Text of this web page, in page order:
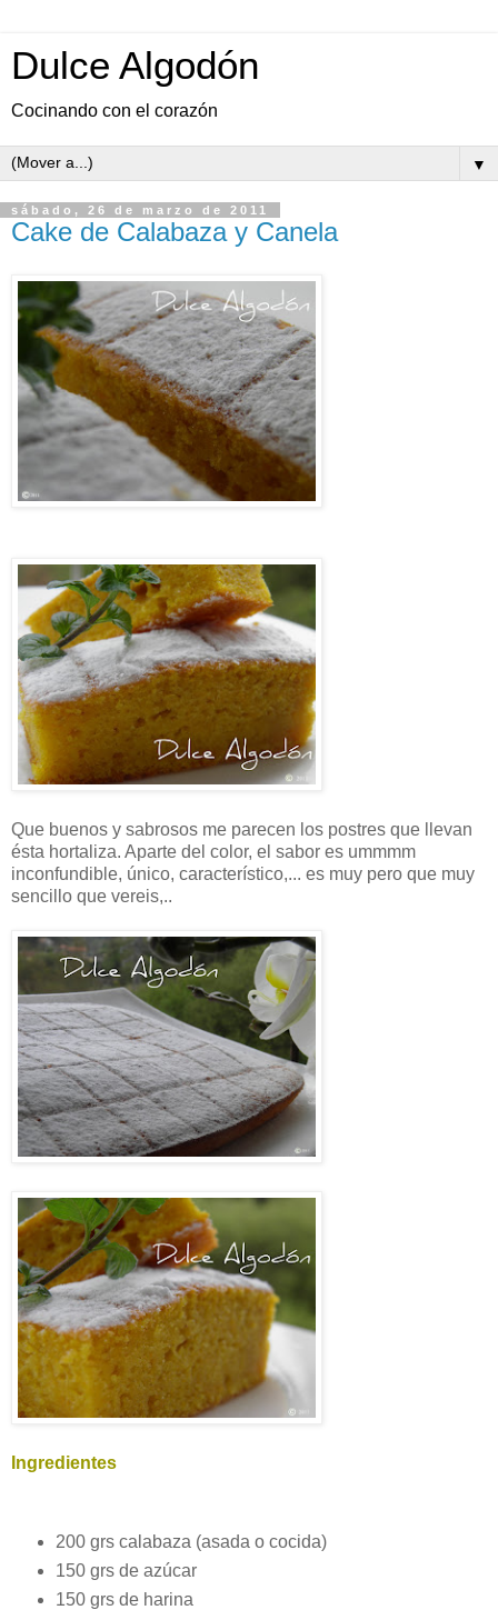
Dulce Algodón
Cocinando con el corazón
▼
sábado, 26 de marzo de 2011
Cake de Calabaza y Canela
Que buenos y sabrosos me parecen los postres que llevan
ésta hortaliza. Aparte del color, el sabor es ummmm
inconfundible, único, característico,... es muy pero que muy
sencillo que vereis,..
Ingredientes
200 grs calabaza (asada o cocida)
150 grs de azúcar
150 grs de harina